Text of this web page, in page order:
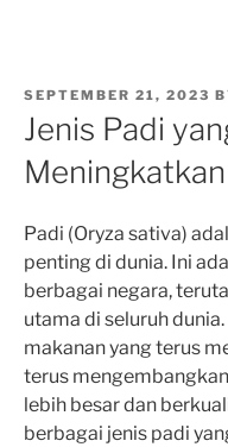
POSTED
ON
SEPTEMBER 21, 2023
Jenis Padi
Padi (Oryza sativa)
penting di dunia. Ini
berbagai negara,
utama di seluruh
makanan yang terus
terus
lebih besar dan
berbagai jenis padi